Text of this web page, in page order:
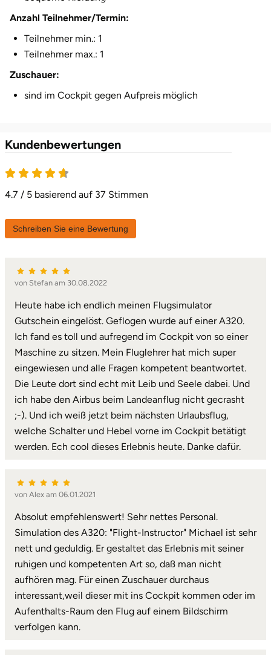
Anzahl Teilnehmer/Termin:
Teilnehmer min.: 1
Teilnehmer max.: 1
Zuschauer:
sind im Cockpit gegen Aufpreis möglich
Kundenbewertungen
4.7 / 5 basierend auf 37 Stimmen
Schreiben Sie eine Bewertung
von Stefan am 30.08.2022
Heute habe ich endlich meinen Flugsimulator
Gutschein eingelöst. Geflogen wurde auf einer A320.
Ich fand es toll und aufregend im Cockpit von so einer
Maschine zu sitzen. Mein Fluglehrer hat mich super
eingewiesen und alle Fragen kompetent beantwortet.
Die Leute dort sind echt mit Leib und Seele dabei. Und
ich habe den Airbus beim Landeanflug nicht gecrasht
;-). Und ich weiß jetzt beim nächsten Urlaubsflug,
welche Schalter und Hebel vorne im Cockpit betätigt
werden. Ech cool dieses Erlebnis heute. Danke dafür.
von Alex am 06.01.2021
Absolut empfehlenswert! Sehr nettes Personal.
Simulation des A320: "Flight-Instructor" Michael ist sehr
nett und geduldig. Er gestaltet das Erlebnis mit seiner
ruhigen und kompetenten Art so, daß man nicht
aufhören mag. Für einen Zuschauer durchaus
interessant,weil dieser mit ins Cockpit kommen oder im
Aufenthalts-Raum den Flug auf einem Bildschirm
verfolgen kann.
Heilbronn
Heldburg
Herzogenaurach
Horb am Neckar
Ibbenbüren
Ingolstadt
Kamp-Lintfort
Karlsruhe
Kassel
Kempten
Kerken
Kronach
Kulmbach
Köln
Landkreis Rostock